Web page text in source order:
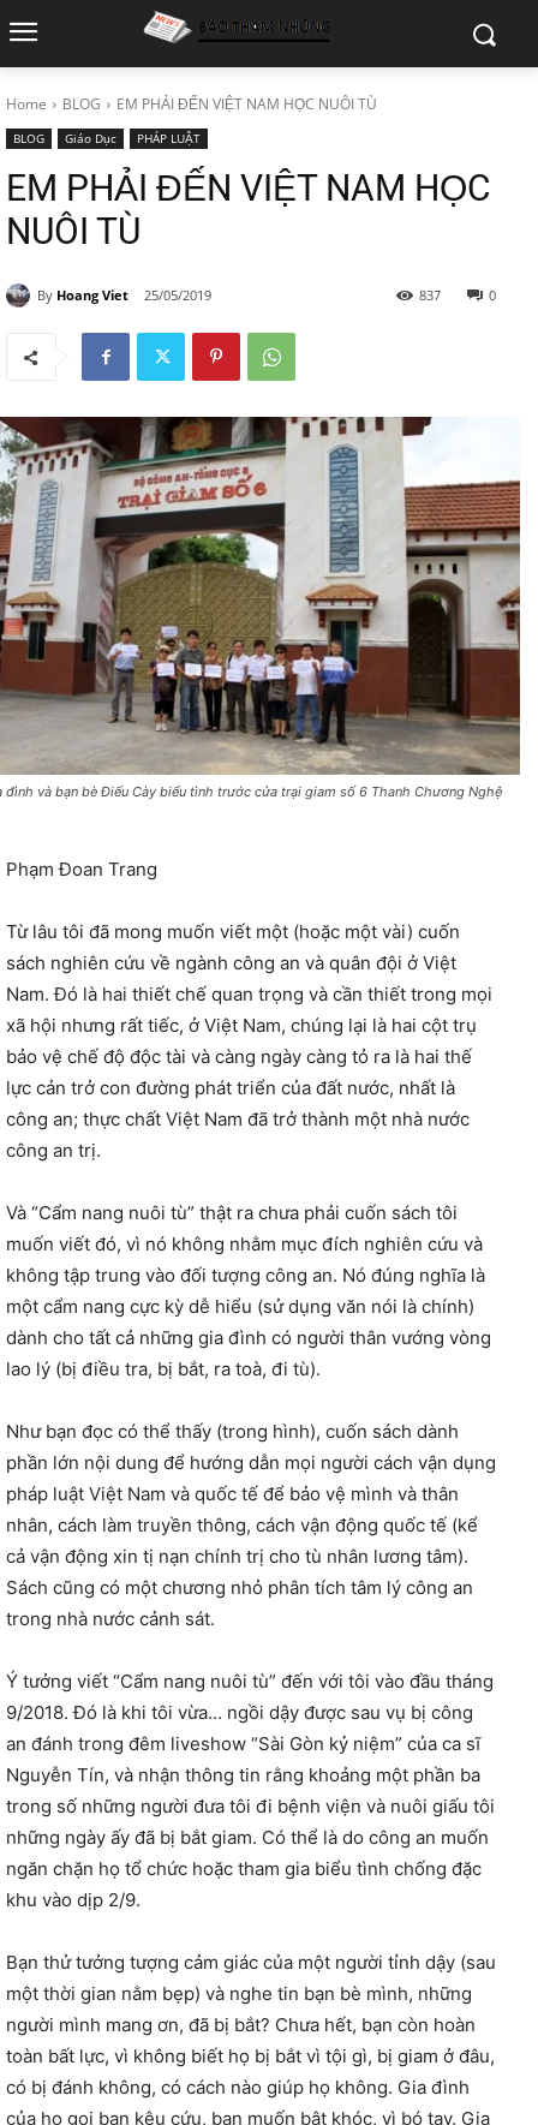
Home BLOG EM PHẢI ĐẾN VIỆT NAM HỌC NUÔI TÙ
BLOG Giáo Dục PHÁP LUẬT
EM PHẢI ĐẾN VIỆT NAM HỌC
NUÔI TÙ
By Hoang Viet 25/05/2019 0
837
đình và bạn bè Điếu Cày biểu tình trước cửa trại giam số 6 Thanh Chương Nghệ
Phạm Đoan Trang
Từ lâu tôi đã mong muốn viết một (hoặc một vài) cuốn
sách nghiên cứu về ngành công an và quân đội ở Việt
Nam. Đó là hai thiết chế quan trọng và cần thiết trong mọi
xã hội nhưng rất tiếc, ở Việt Nam, chúng lại là hai cột trụ
bảo vệ chế độ độc tài và càng ngày càng tỏ ra là hai thế
lực cản trở con đường phát triển của đất nước, nhất là
công an; thực chất Việt Nam đã trở thành một nhà nước
công an trị.
Và “Cẩm nang nuôi tù” thật ra chưa phải cuốn sách tôi
muốn viết đó, vì nó không nhằm mục đích nghiên cứu và
không tập trung vào đối tượng công an. Nó đúng nghĩa là
một cẩm nang cực kỳ dễ hiểu (sử dụng văn nói là chính)
dành cho tất cả những gia đình có người thân vướng vòng
lao lý (bị điều tra, bị bắt, ra toà, đi tù).
Như bạn đọc có thể thấy (trong hình), cuốn sách dành
phần lớn nội dung để hướng dẫn mọi người cách vận dụng
pháp luật Việt Nam và quốc tế để bảo vệ mình và thân
nhân, cách làm truyền thông, cách vận động quốc tế (kể
cả vận động xin tị nạn chính trị cho tù nhân lương tâm).
Sách cũng có một chương nhỏ phân tích tâm lý công an
trong nhà nước cảnh sát.
Ý tưởng viết “Cẩm nang nuôi tù” đến với tôi vào đầu tháng
9/2018. Đó là khi tôi vừa… ngồi dậy được sau vụ bị công
an đánh trong đêm liveshow “Sài Gòn kỷ niệm” của ca sĩ
Nguyễn Tín, và nhận thông tin rằng khoảng một phần ba
trong số những người đưa tôi đi bệnh viện và nuôi giấu tôi
những ngày ấy đã bị bắt giam. Có thể là do công an muốn
ngăn chặn họ tổ chức hoặc tham gia biểu tình chống đặc
khu vào dịp 2/9.
Bạn thử tưởng tượng cảm giác của một người tỉnh dậy (sau
một thời gian nằm bẹp) và nghe tin bạn bè mình, những
người mình mang ơn, đã bị bắt? Chưa hết, bạn còn hoàn
toàn bất lực, vì không biết họ bị bắt vì tội gì, bị giam ở đâu,
có bị đánh không, có cách nào giúp họ không. Gia đình
của họ gọi bạn kêu cứu, bạn muốn bật khóc, vì bó tay. Gia